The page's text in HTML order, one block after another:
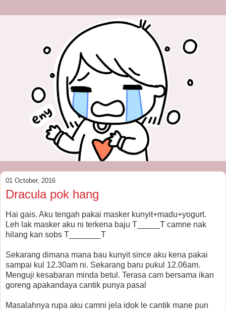
01 October, 2016
Dracula pok hang
Hai gais. Aku tengah pakai masker kunyit+madu+yogurt.
Leh lak masker aku ni terkena baju T_____T camne nak
hilang kan sobs T_______T
Sekarang dimana mana bau kunyit since aku kena pakai
sampai kul 12.30am ni. Sekarang baru pukul 12.06am.
Menguji kesabaran minda betul. Terasa cam bersama ikan
goreng apakandaya cantik punya pasal
Masalahnya rupa aku camni jela idok le cantik mane pun